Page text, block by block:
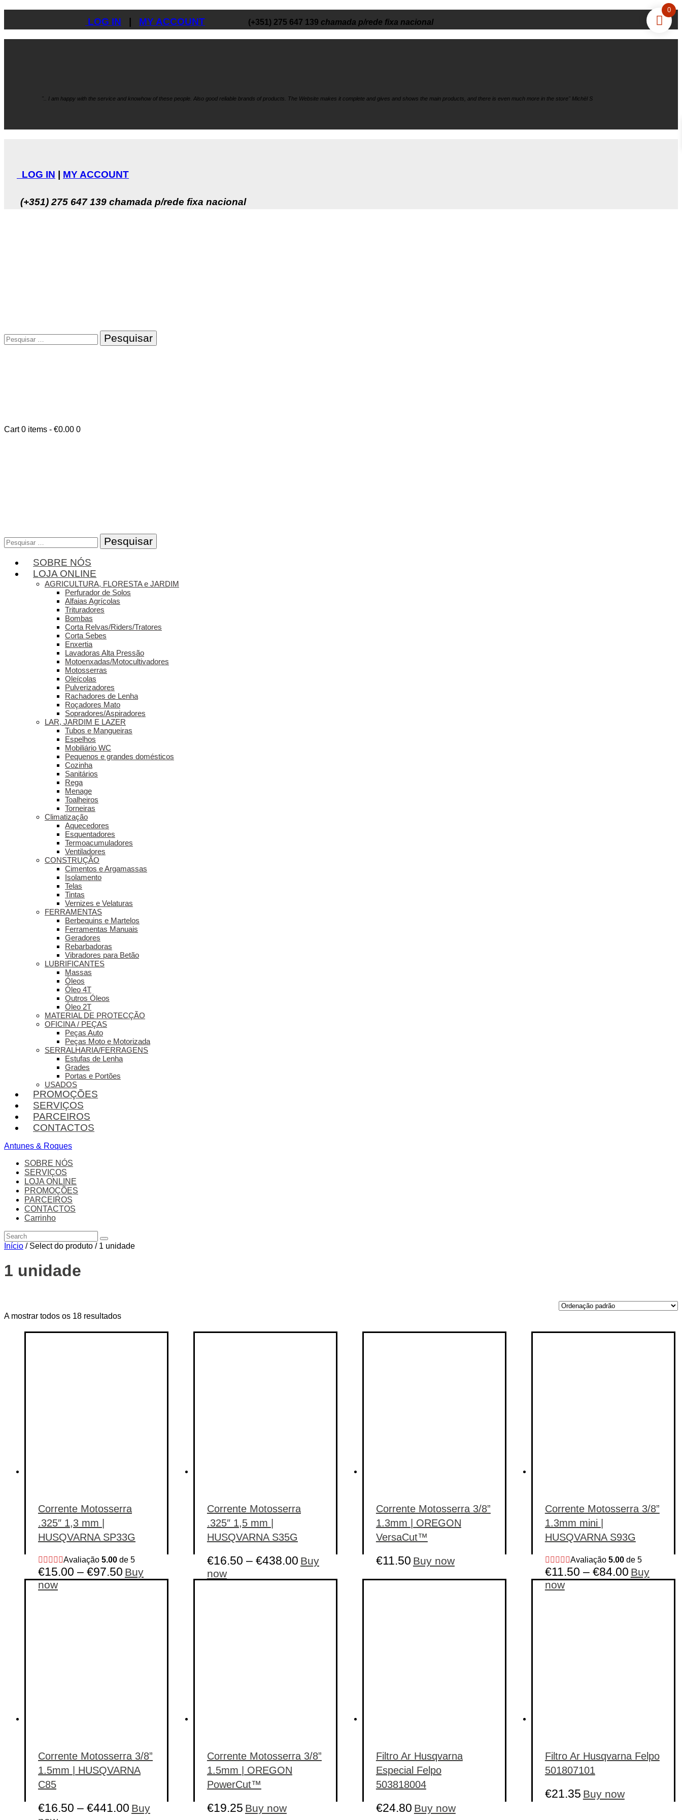
LOG IN MY ACCOUNT (+351) 275 647 139 chamada p/rede fixa nacional
".. I am happy with the service and knowhow of these people. Also good reliable brands of products. The Website makes it complete and gives and shows the main products, and there is even much more in the store" Michël S
LOG IN MY ACCOUNT
(+351) 275 647 139 chamada p/rede fixa nacional
Pesquisar
por:
Cart 0 items - €0.00 0
Pesquisar
por:
SOBRE NÓS
LOJA ONLINE
AGRICULTURA, FLORESTA e JARDIM
Perfurador de Solos
Alfaias Agrícolas
Trituradores
Bombas
Corta Relvas/Riders/Tratores
Corta Sebes
Enxertia
Lavadoras Alta Pressão
Motoenxadas/Motocultivadores
Motosserras
Oleícolas
Pulverizadores
Rachadores de Lenha
Roçadores Mato
Sopradores/Aspiradores
LAR, JARDIM E LAZER
Tubos e Mangueiras
Espelhos
Mobiliário WC
Pequenos e grandes domésticos
Cozinha
Sanitários
Rega
Menage
Toalheiros
Torneiras
Climatização
Aquecedores
Esquentadores
Termoacumuladores
Ventiladores
CONSTRUÇÃO
Cimentos e Argamassas
Isolamento
Telas
Tintas
Vernizes e Velaturas
FERRAMENTAS
Berbequins e Martelos
Ferramentas Manuais
Geradores
Rebarbadoras
Vibradores para Betão
LUBRIFICANTES
Massas
Óleos
Óleo 4T
Outros Óleos
Óleo 2T
MATERIAL DE PROTECÇÃO
OFICINA / PEÇAS
Peças Auto
Peças Moto e Motorizada
SERRALHARIA/FERRAGENS
Estufas de Lenha
Grades
Portas e Portões
USADOS
PROMOÇÕES
SERVIÇOS
PARCEIROS
CONTACTOS
Antunes & Roques
SOBRE NÓS
SERVIÇOS
LOJA ONLINE
PROMOÇÕES
PARCEIROS
CONTACTOS
Carrinho
Início / Select do produto / 1 unidade
1 unidade
On sale(14)
A mostrar todos os 18 resultados
Corrente Motosserra
.325″ 1,3 mm |
HUSQVARNA SP33G
Avaliação 5.00 de 5
€15.00 – €97.50 Buy
nowThis
product
Corrente Motosserra
.325″ 1,5 mm |
HUSQVARNA S35G
€16.50 – €438.00 Buy
nowThis
product
Corrente Motosserra 3/8”
1.3mm | OREGON
VersaCut™
€11.50 Buy now
Corrente Motosserra 3/8”
1.3mm mini |
HUSQVARNA S93G
Avaliação 5.00de 5
€11.50 – €84.00 Buy
nowThis
product
Corrente Motosserra 3/8”
1.5mm | HUSQVARNA
C85
€16.50 – €441.00 Buy
Corrente Motosserra 3/8”
1.5mm | OREGON
PowerCut™
€19.25 Buy now
Filtro Ar Husqvarna
Especial Felpo
503818004
€24.80 Buy now
Filtro Ar Husqvarna Felpo
501807101
€21.35 Buy now
0